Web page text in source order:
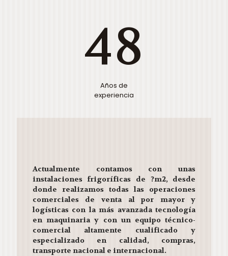
48
Años de
experiencia
Actualmente contamos con unas
instalaciones frigoríficas de ?m2, desde
donde realizamos todas las operaciones
comerciales de venta al por mayor y
logísticas con la más avanzada tecnología
en maquinaria y con un equipo técnico-
comercial altamente cualificado y
especializado en calidad, compras,
transporte nacional e internacional.